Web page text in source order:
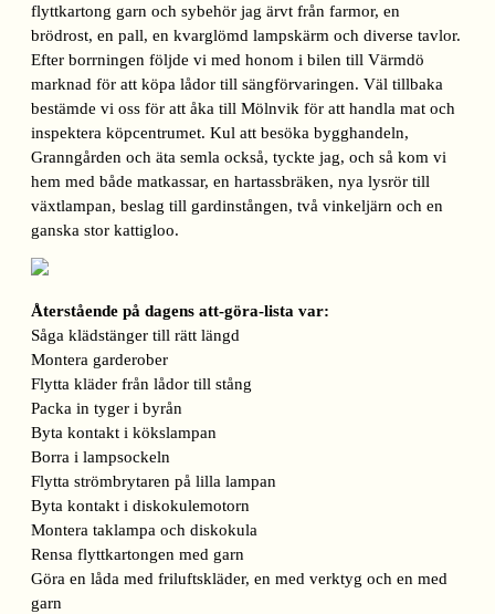
flyttkartong garn och sybehör jag ärvt från farmor, en
brödrost, en pall, en kvarglömd lampskärm och diverse tavlor.
Efter borrningen följde vi med honom i bilen till Värmdö
marknad för att köpa lådor till sängförvaringen. Väl tillbaka
bestämde vi oss för att åka till Mölnvik för att handla mat och
inspektera köpcentrumet. Kul att besöka bygghandeln,
Granngården och äta semla också, tyckte jag, och så kom vi
hem med både matkassar, en hartassbräken, nya lysrör till
växtlampan, beslag till gardinstången, två vinkeljärn och en
ganska stor kattigloo.
Återstående på dagens att-göra-lista var:
Såga klädstänger till rätt längd
Montera garderober
Flytta kläder från lådor till stång
Packa in tyger i byrån
Byta kontakt i kökslampan
Borra i lampsockeln
Flytta strömbrytaren på lilla lampan
Byta kontakt i diskokulemotorn
Montera taklampa och diskokula
Rensa flyttkartongen med garn
Göra en låda med friluftskläder, en med verktyg och en med
garn